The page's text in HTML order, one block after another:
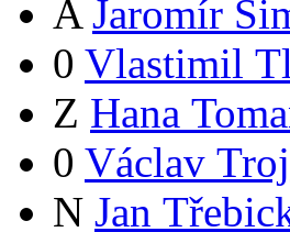
A Jaromír
0 Vlastimil
Z Hana
0 Václav
N Jan